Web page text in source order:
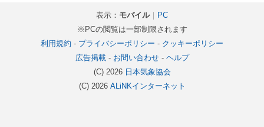
表示： モバイル｜
PC
※PCの閲覧は一部制限されます
利用規約 - プライバシーポリシー - クッキーポリシー
広告掲載- お問い合わせ- ヘルプ
(C) 2026 日本気象協会
(C) 2026 ALiNKインターネット